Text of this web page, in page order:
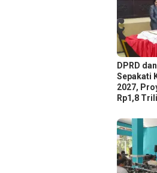
DPRD
Sepakati
2027,
Rp1,8